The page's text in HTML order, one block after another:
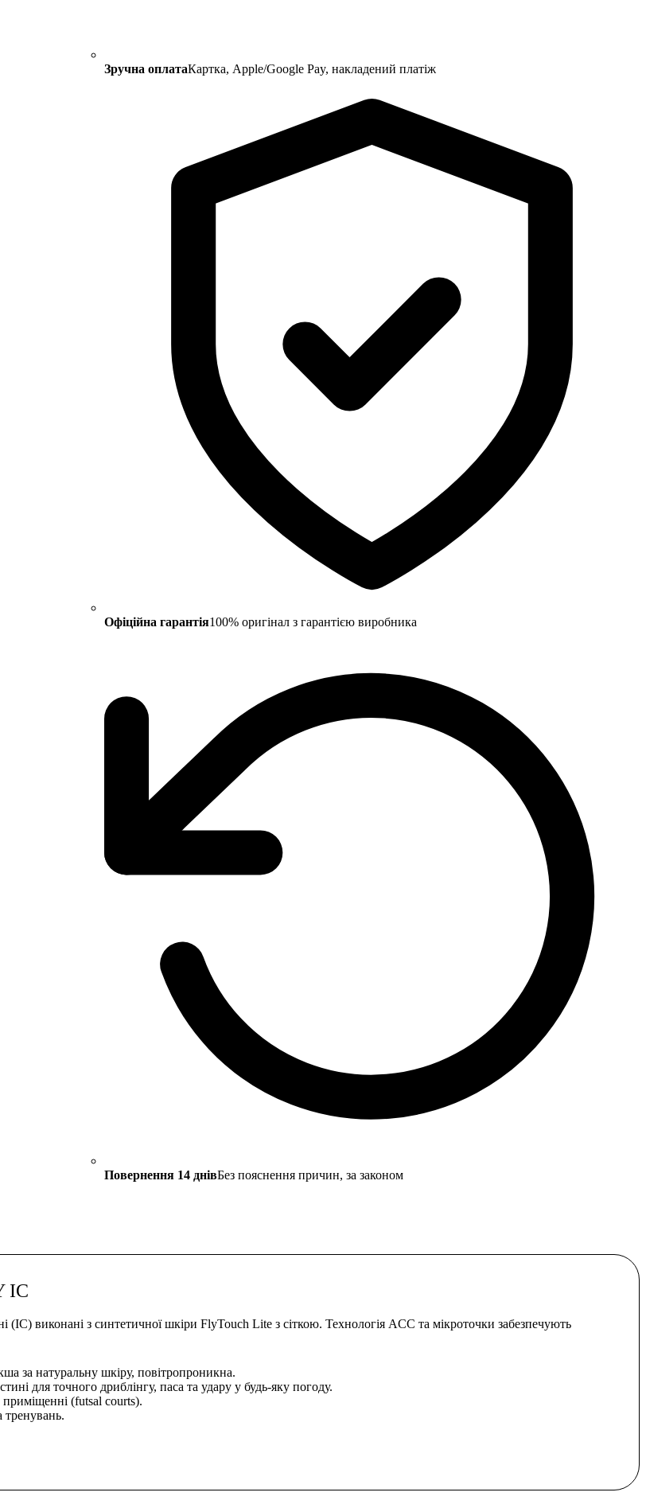
Зручна оплатаКартка, Apple/Google Pay, накладений платіж
Офіційна гарантія100% оригінал з гарантією виробника
Повернення 14 днівБез пояснення причин, за законом
IC
виконані з синтетичної шкіри FlyTouch Lite з сіткою. Технологія ACC та мікроточки забезпечують
за натуральну шкіру, повітропроникна.
для точного дриблінгу, паса та удару у будь-яку погоду.
(futsal courts).
тренувань.